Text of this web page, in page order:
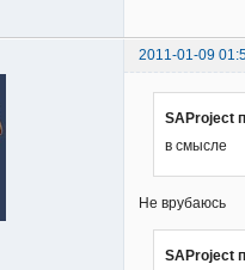
2011-01-09
SAProject
в смысле
Не врубаюсь
SAProject